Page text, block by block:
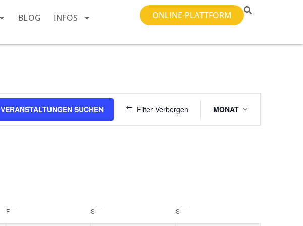
BLOG INFOS ONLINE-PLATTFORM
VERANSTALTUNGEN SUCHEN Filter Verbergen
Ansichten-
MONAT
F S S